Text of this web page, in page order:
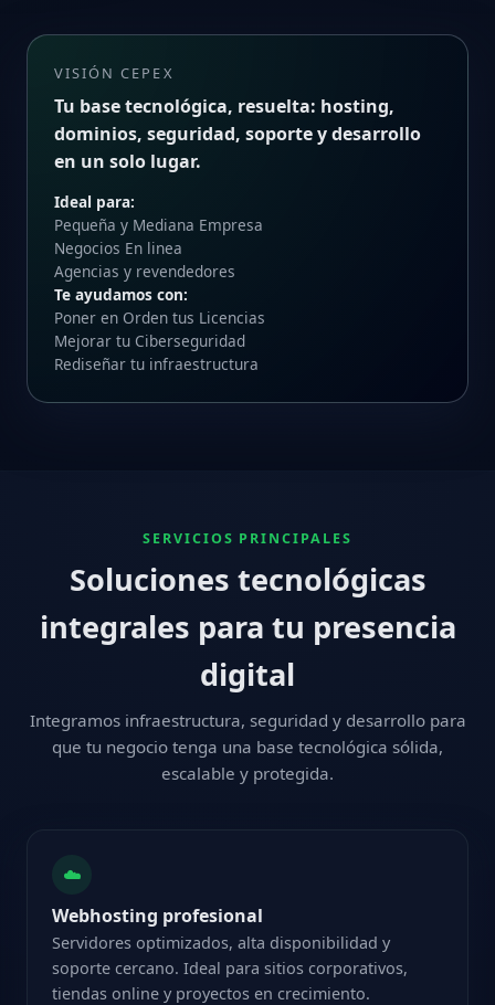
VISIÓN CEPEX
Tu base tecnológica, resuelta: hosting,
dominios, seguridad, soporte y desarrollo
en un solo lugar.
Ideal para:
Pequeña y Mediana Empresa
Negocios En linea
Agencias y revendedores
Te ayudamos con:
Poner en Orden tus Licencias
Mejorar tu Ciberseguridad
Rediseñar tu infraestructura
SERVICIOS PRINCIPALES
Soluciones tecnológicas
integrales para tu presencia
digital
Integramos infraestructura, seguridad y desarrollo para
que tu negocio tenga una base tecnológica sólida,
escalable y protegida.
☁️
Webhosting profesional
Servidores optimizados, alta disponibilidad y
soporte cercano. Ideal para sitios corporativos,
tiendas online y proyectos en crecimiento.